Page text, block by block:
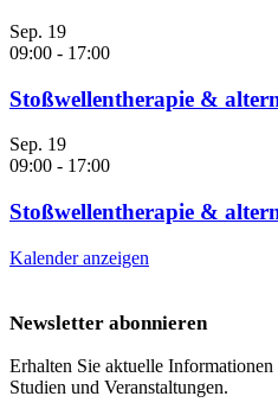
Sep. 19
09:00 - 17:00
Stoßwellentherapie &
Sep. 19
09:00 - 17:00
Stoßwellentherapie &
Kalender anzeigen
Newsletter abonnieren
Erhalten Sie aktuelle
Studien und Veranstaltungen.